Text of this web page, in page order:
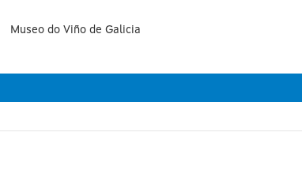
Museo do Viño de Galicia